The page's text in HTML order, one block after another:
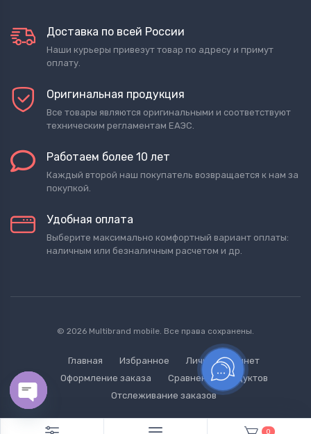
Доставка по всей России
Наши курьеры привезут товар по адресу и примут
оплату.
Оригинальная продукция
Все товары являются оригинальными и соответствуют
техническим регламентам ЕАЭС.
Работаем более 10 лет
Каждый второй наш покупатель возвращается к нам за
покупкой.
Удобная оплата
Выберите максимально комфортный вариант оплаты:
наличным или безналичным расчетом и др.
© 2026 Multibrand mobile. Все права сохранены.
Главная Избранное
Личный кабинет
Оформление заказа
Сравнение продуктов
Отслеживание заказов
0
Open chaty